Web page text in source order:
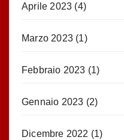
Aprile 2023 (4)
Marzo 2023 (1)
Febbraio 2023 (1)
Gennaio 2023 (2)
Dicembre 2022 (1)